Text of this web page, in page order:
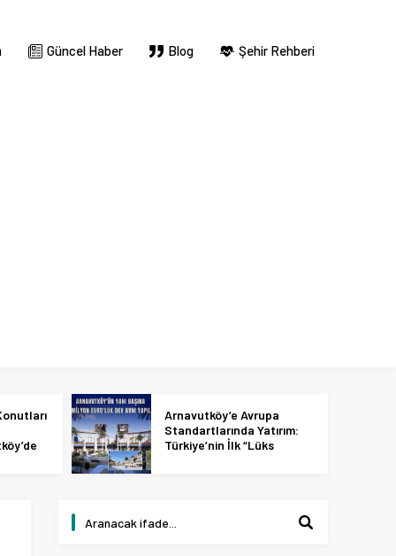
Güncel Haber Blog Şehir Rehberi
Arnavutköy’e Avrupa
Standartlarında Yatırım:
Türkiye’nin İlk “Lüks